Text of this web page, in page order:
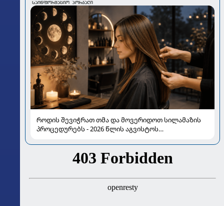
როდის შევიჭრათ თმა და მოვერიდოთ სილამაზის
პროცედურებს - 2026 წლის აგვისტოს